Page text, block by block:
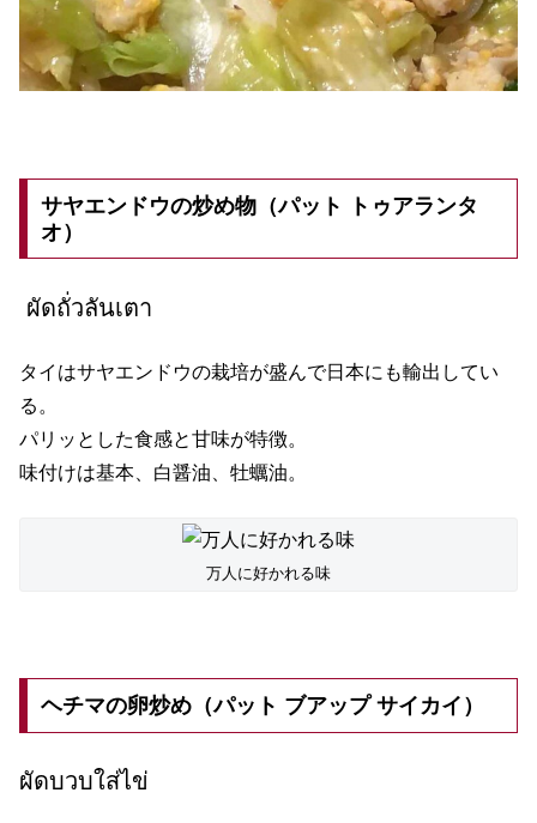
サヤエンドウの炒め物（パット トゥアランタ
オ）
ผัดถั่วลันเตา
タイはサヤエンドウの栽培が盛んで日本にも輸出してい
る。
パリッとした食感と甘味が特徴。
味付けは基本、白醤油、牡蠣油。
万人に好かれる味
ヘチマの卵炒め（パット ブアップ サイカイ）
ผัดบวบใส่ไข่